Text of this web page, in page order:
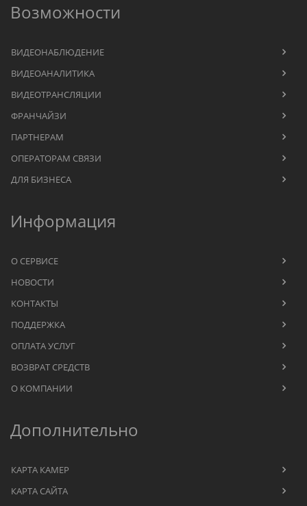
Возможности
ВИДЕОНАБЛЮДЕНИЕ
ВИДЕОАНАЛИТИКА
ВИДЕОТРАНСЛЯЦИИ
ФРАНЧАЙЗИ
ПАРТНЕРАМ
ОПЕРАТОРАМ СВЯЗИ
ДЛЯ БИЗНЕСА
Информация
О СЕРВИСЕ
НОВОСТИ
КОНТАКТЫ
ПОДДЕРЖКА
ОПЛАТА УСЛУГ
ВОЗВРАТ СРЕДСТВ
О КОМПАНИИ
Дополнительно
КАРТА КАМЕР
КАРТА САЙТА